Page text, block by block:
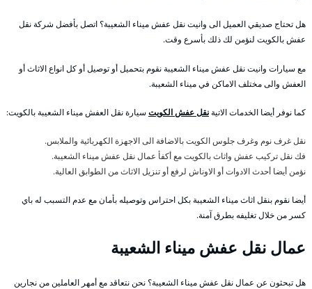
هل تحتاج صديقي العميل الى وانيت نقل عفش ميناء الشعيبة؟ اتصل بأفضل شركة نقل
عفش بالكويت لنؤمن لك ذلك بأسرع وقت.
مع سيارات وانيت نقل عفش ميناء الشعيبة نقوم بتحميل أو توصيل أو كل انواع الاثاث أو
العفش والى مختلف الاماكن في ميناء الشعيبة.
كما نوفر أيضا الخدمات الاتيةنقل عفش الكويت سيارة نقل العفش ميناء الشعيبة بالكويت:
نقل غرف نوم وغرف جلوس الكويت بالاضافة الى الاجهزة الكهربائية والملابس.
فك نقل تركيب عفش واثاث بالكويت مع أكفأ عمال نقل عفش ميناء الشعيبة.
نؤمن أيضا أحدث الادوات أو الاوناش لرفع أو تنزيل الاثاث من الطوابق العالية.
أيضا نقوم بنقل اثاث ميناء الشعيبة بكل احتراس وتوصيله بأمان مع عدم التسبب له باي
كسر من خلال تغليفه بطرق آمنة.
عمال نقل عفش ميناء الشعيبة
هل تبحثون عن عمال نقل عفش ميناء الشعيبة؟ نحن نتعاقد مع أمهر العاملين من نجارين